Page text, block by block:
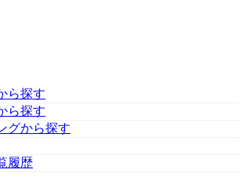
ら探す
ら探す
グから探す
履歴